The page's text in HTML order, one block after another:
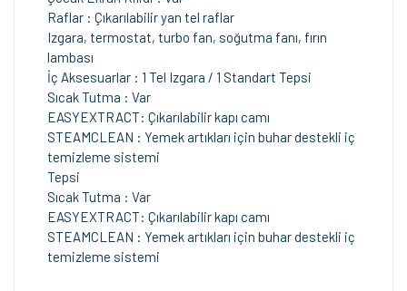
Raflar : Çıkarılabilir yan tel raflar
Izgara, termostat, turbo fan, soğutma fanı, fırın
lambası
İç Aksesuarlar : 1 Tel Izgara / 1 Standart Tepsi
Sıcak Tutma : Var
EASYEXTRACT: Çıkarılabilir kapı camı
STEAMCLEAN : Yemek artıkları için buhar destekli iç
temizleme sistemi
Tepsi
Sıcak Tutma : Var
EASYEXTRACT: Çıkarılabilir kapı camı
STEAMCLEAN : Yemek artıkları için buhar destekli iç
temizleme sistemi